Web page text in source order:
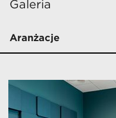
Galeria
Aranżacje